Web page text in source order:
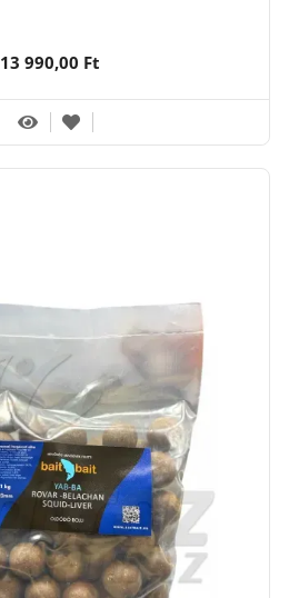
13 990,00 Ft